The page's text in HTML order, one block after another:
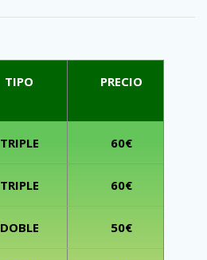
TIPO PRECIO
TRIPLE 60€
TRIPLE 60€
DOBLE 50€